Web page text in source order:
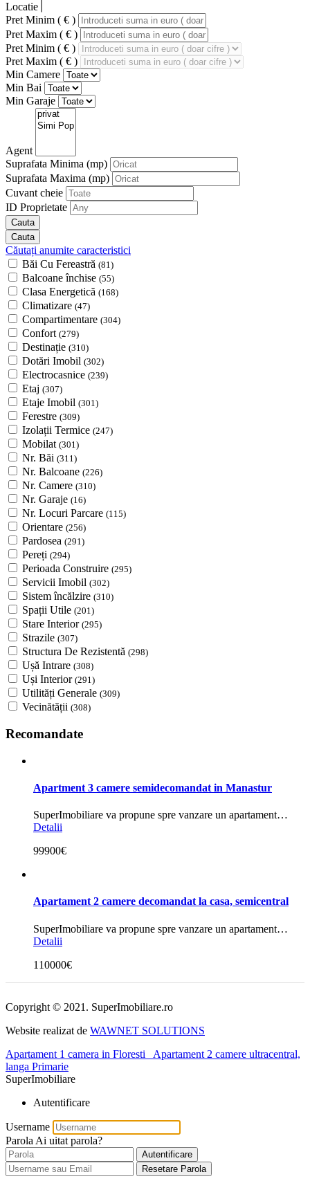
Locatie
Pret Minim ( € )
Pret Maxim ( € )
Pret Minim ( € )
Pret Maxim ( € )
Min Camere
Min Bai
Min Garaje
Agent
Suprafata Minima (mp)
Suprafata Maxima (mp)
Cuvant cheie
ID Proprietate
Căutați anumite caracteristici
Băi Cu Fereastră (81)
Balcoane închise (55)
Clasa Energetică (168)
Climatizare (47)
Compartimentare (304)
Confort (279)
Destinație (310)
Dotări Imobil (302)
Electrocasnice (239)
Etaj (307)
Etaje Imobil (301)
Ferestre (309)
Izolații Termice (247)
Mobilat (301)
Nr. Băi (311)
Nr. Balcoane (226)
Nr. Camere (310)
Nr. Garaje (16)
Nr. Locuri Parcare (115)
Orientare (256)
Pardosea (291)
Pereți (294)
Perioada Construire (295)
Servicii Imobil (302)
Sistem încălzire (310)
Spații Utile (201)
Stare Interior (295)
Strazile (307)
Structura De Rezistentă (298)
Ușă Intrare (308)
Uși Interior (291)
Utilități Generale (309)
Vecinătății (308)
Recomandate
Apartment 3 camere semidecomandat in Manastur
SuperImobiliare va propune spre vanzare un apartament…
Detalii
99900€
Apartament 2 camere decomandat la casa, semicentral
SuperImobiliare va propune spre vanzare un apartament…
Detalii
110000€
Copyright © 2021. SuperImobiliare.ro
Website realizat de WAWNET SOLUTIONS
Apartament 1 camera in Floresti
Apartament 2 camere ultracentral,
langa Primarie
SuperImobiliare
Autentificare
Username
Parola Ai uitat parola?
Autentificare
Resetare Parola